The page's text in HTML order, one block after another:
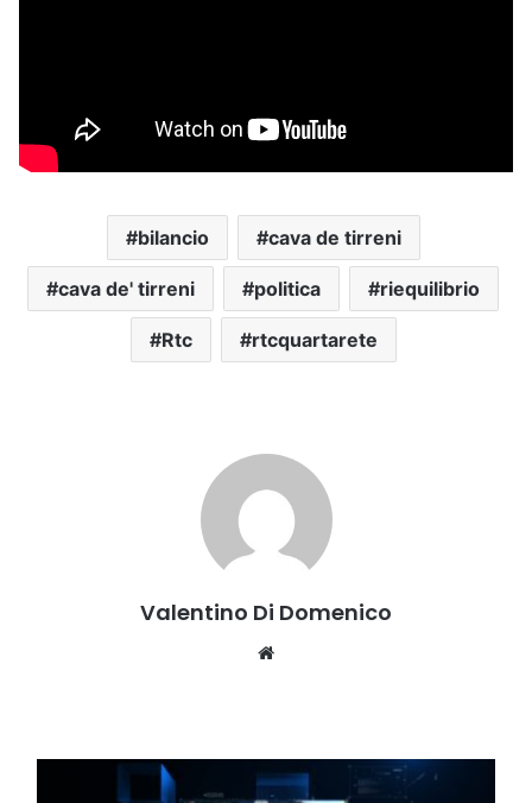
bilancio cava de tirreni
cava de' tirreni politica riequilibrio
Rtc rtcquartarete
Valentino Di Domenico